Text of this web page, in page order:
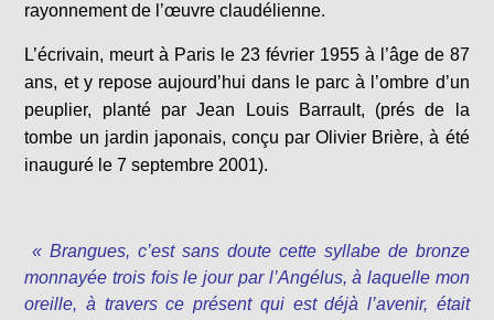
rayonnement de l’œuvre claudélienne.
L’écrivain, meurt à Paris le 23 février 1955 à l’âge de 87
ans, et y repose aujourd’hui dans le parc à l’ombre d’un
peuplier, planté par Jean Louis Barrault, (prés de la
tombe un jardin japonais, conçu par Olivier Brière, à été
inauguré le 7 septembre 2001).
« Brangues, c’est sans doute cette syllabe de bronze
monnayée trois fois le jour par l’Angélus, à laquelle mon
oreille, à travers ce présent qui est déjà l’avenir, était